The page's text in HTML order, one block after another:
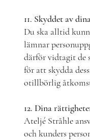
11. Skyddet av
Du ska alltid
lämnar
därför vidtagit de
för att skydda
otillbörlig
12. Dina
Ateljé Stråhle
och kunders